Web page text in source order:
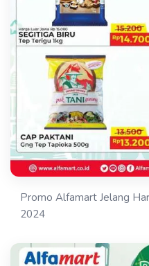
Promo Alfamart Jelang
2024